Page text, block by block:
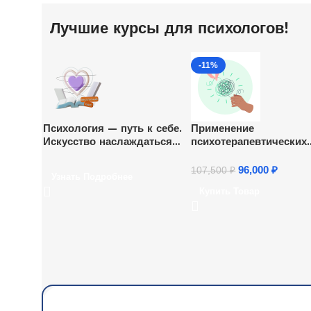
Лучшие курсы для психологов!
Психология — путь к себе.
Искусство наслаждаться
-11%
Применение
психотерапевтических
клинического психолога
107,500₽ 96,000₽